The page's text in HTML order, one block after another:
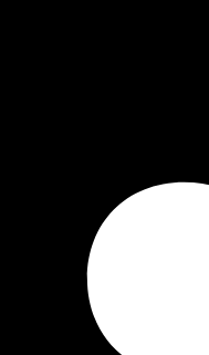
ingresos por tapa,
por local
tus socios de